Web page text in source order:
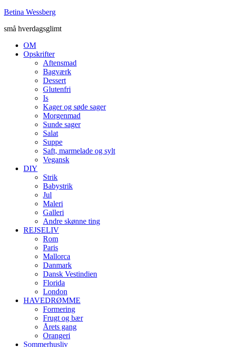
Betina Wessberg
små hverdagsglimt
OM
Opskrifter
Aftensmad
Bagværk
Dessert
Glutenfri
Is
Kager og søde sager
Morgenmad
Sunde sager
Salat
Suppe
Saft, marmelade og sylt
Vegansk
DIY
Strik
Babystrik
Jul
Maleri
Galleri
Andre skønne ting
REJSELIV
Rom
Paris
Mallorca
Danmark
Dansk Vestindien
Florida
London
HAVEDRØMME
Formering
Frugt og bær
Årets gang
Orangeri
Sommerhusliv